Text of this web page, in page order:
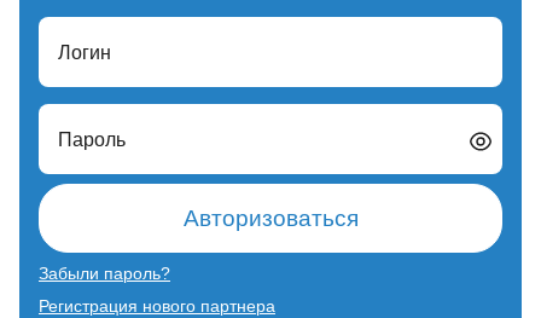
Логин
Пароль
Авторизоваться
Забыли пароль?
Регистрация нового партнера